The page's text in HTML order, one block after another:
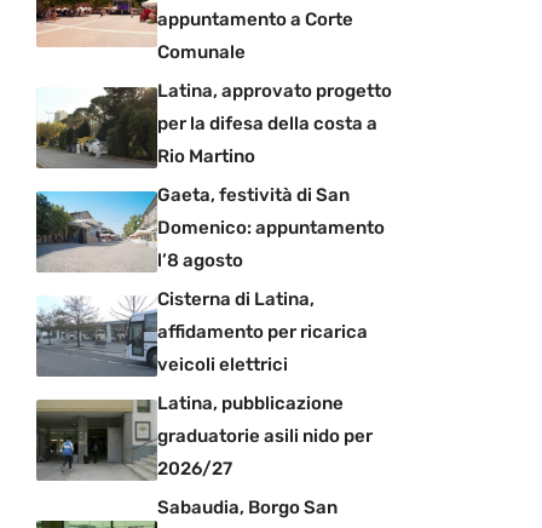
appuntamento a Corte
Comunale
Latina, approvato progetto
per la difesa della costa a
Rio Martino
Gaeta, festività di San
Domenico: appuntamento
l’8 agosto
Cisterna di Latina,
affidamento per ricarica
veicoli elettrici
Latina, pubblicazione
graduatorie asili nido per
2026/27
Sabaudia, Borgo San